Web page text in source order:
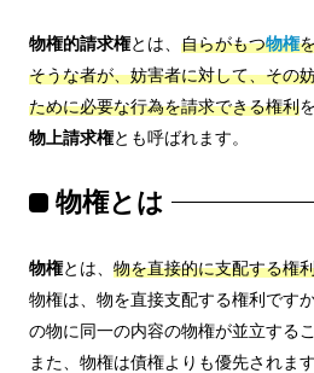
物権的請求権とは、 自らがもつ物権
そうな者が、妨害者に対して、その
ために必要な行為を請求できる権利
物上請求権とも呼ばれます。
物権とは
物権とは、 物を直接的に支配する権
物権は、物を直接支配する権利ですか
の物に同一の内容の物権が並立する
また、物権は債権よりも優先されます